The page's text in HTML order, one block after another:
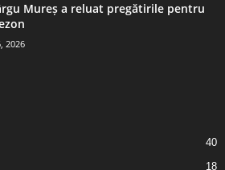
Mureș a reluat pregătirile pentru
2026
40
18